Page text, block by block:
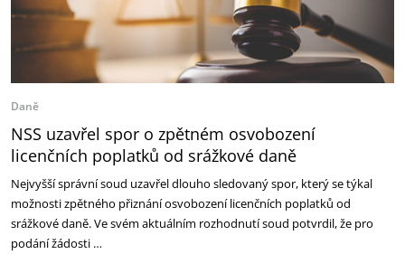
Daně
NSS uzavřel spor o zpětném osvobození
licenčních poplatků od srážkové daně
Nejvyšší správní soud uzavřel dlouho sledovaný spor, který se týkal
možnosti zpětného přiznání osvobození licenčních poplatků od
srážkové daně. Ve svém aktuálním rozhodnutí soud potvrdil, že pro
podání žádosti …